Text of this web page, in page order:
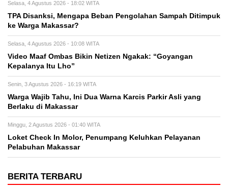
Selasa, 4 Agustus 2026 - 18:02 WITA
TPA Disanksi, Mengapa Beban Pengolahan Sampah Ditimpuk
ke Warga Makassar?
Selasa, 4 Agustus 2026 - 10:08 WITA
Video Maaf Ombas Bikin Netizen Ngakak: “Goyangan
Kepalanya Itu Lho”
Senin, 3 Agustus 2026 - 16:19 WITA
Warga Wajib Tahu, Ini Dua Warna Karcis Parkir Asli yang
Berlaku di Makassar
Minggu, 2 Agustus 2026 - 01:40 WITA
Loket Check In Molor, Penumpang Keluhkan Pelayanan
Pelabuhan Makassar
BERITA TERBARU